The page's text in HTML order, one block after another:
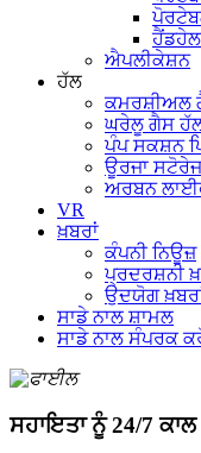
ਐਪਲੀਕੇਸ਼ਨ
ਹੱਲ
ਕਮਰਸ਼ੀਅਲ
ਘਰੇਲੂ ਗੈਸ
ਪੰਪ ਸਕਸ਼ਨ
ਊਰਜਾ
ਅਰਬਨ
VR
ਖ਼ਬਰਾਂ
ਕੰਪਨੀ ਨਿਊਜ਼
ਪ੍ਰਦਰਸ਼ਨੀ
ਉਦਯੋਗ
ਸਾਡੇ ਨਾਲ ਸ਼ਾਮਲ
ਸਾਡੇ ਨਾਲ ਸੰਪਰਕ
ਸਹਾਇਤਾ ਨੂੰ 24/7